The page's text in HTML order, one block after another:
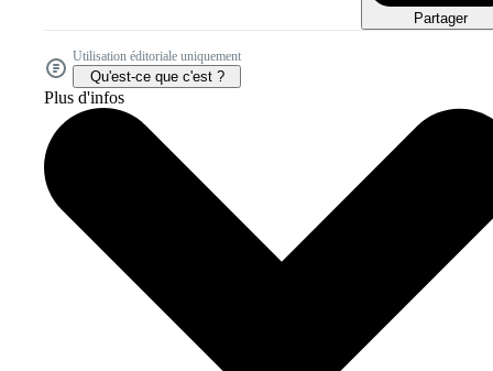
Partager
Utilisation éditoriale uniquement
Qu'est-ce que c'est ?
Plus d'infos